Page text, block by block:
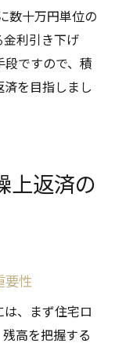
数十万円単位の
利引き下げ
ですので、積
を目指しまし
上返済の
要性
、まず住宅ロ
高を把握する